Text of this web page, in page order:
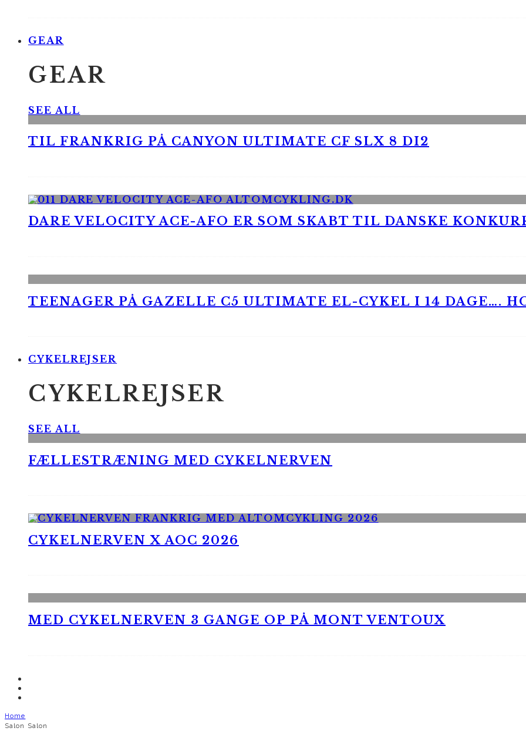
GEAR
GEAR
SEE ALL
TIL FRANKRIG PÅ CANYON ULTIMATE CF SLX 8 DI2
DARE VELOCITY ACE-AFO ER SOM SKABT TIL DANSKE
TEENAGER PÅ GAZELLE C5 ULTIMATE EL-CYKEL I 14 DAGE….
CYKELREJSER
CYKELREJSER
SEE ALL
FÆLLESTRÆNING MED CYKELNERVEN
CYKELNERVEN X AOC 2026
MED CYKELNERVEN 3 GANGE OP PÅ MONT VENTOUX
Home
Salon Salon